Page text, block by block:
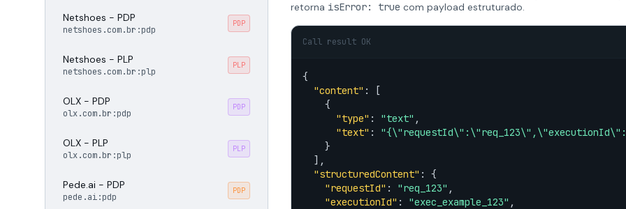
Netshoes - PDP
netshoes.com.br:pdp
PDP
Netshoes - PLP
netshoes.com.br:plp
PLP
OLX - PDP
olx.com.br:pdp
PDP
OLX - PLP
olx.com.br:plp
PLP
Pede.ai - PDP
pede.ai:pdp
PDP
retorna isError: true com payload estruturado.
Call result OK
{
"content" : [
    {
"type" : "text" ,
"text" :
    }
  ],
"structuredContent" : {
"requestId" : "req_123" ,
"executionId" : "exec_example_123" ,